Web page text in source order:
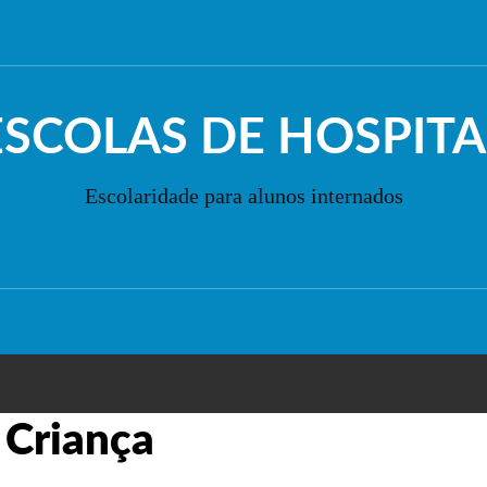
DE
Escolaridade para alunos internados